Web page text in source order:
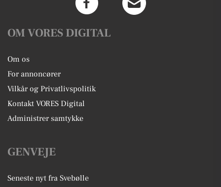
OM VORES DIGITAL
Om os
For annoncører
Vilkår og Privatlivspolitik
Kontakt VORES Digital
Administrer samtykke
GENVEJE
Seneste nyt fra Svebølle